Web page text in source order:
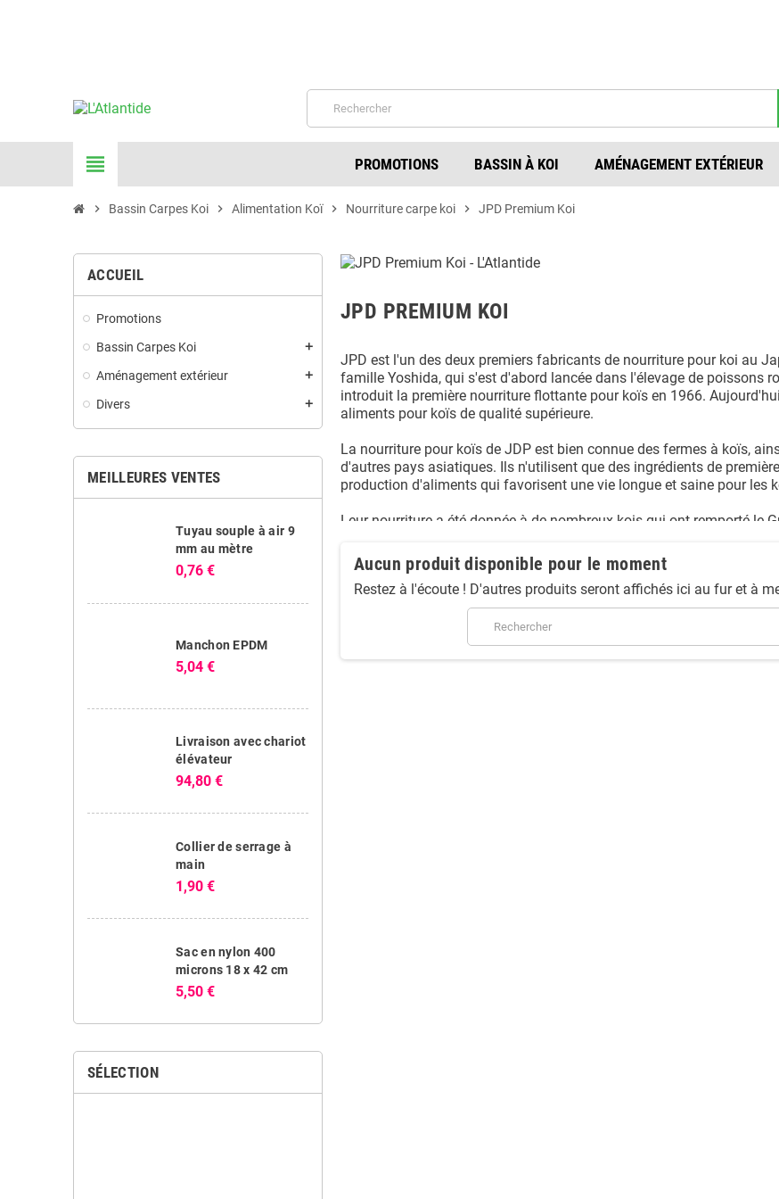
view_headline PROMOTIONS BASSIN À KOI AMÉNAGEMENT EXTÉRIEUR
chevron_right Bassin Carpes Koi chevron_right Alimentation Koï chevron_right Nourriture carpe koi chevron_right JPD Premium Koi
ACCUEIL
Promotions
Bassin Carpes Koi
add
Aménagement extérieur add
Divers add
MEILLEURES VENTES
Tuyau souple à air 9
mm au mètre
0,76 €
Manchon EPDM
5,04 €
Livraison avec chariot
élévateur
94,80 €
Collier de serrage à
main
1,90 €
Sac en nylon 400
microns 18 x 42 cm
5,50 €
SÉLECTION
JPD PREMIUM KOI
JPD est l'un des deux premiers fabricants de nourriture pour koi au
famille Yoshida, qui s'est d'abord lancée dans l'élevage de poissons
introduit la première nourriture flottante pour koïs en 1966.
aliments pour koïs de qualité supérieure.
La nourriture pour koïs de JDP est bien connue des fermes à koïs,
d'autres pays asiatiques. Ils n'utilisent que des ingrédients de
production d'aliments qui favorisent une vie longue et saine pour les
Leur nourriture a été donnée à de nombreux kois qui ont remporté le
Aucun produit disponible pour le moment
Restez à l'écoute ! D'autres produits seront affichés ici au fur et à